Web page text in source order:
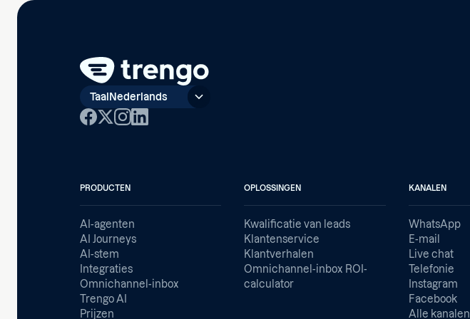
Taal Nederlands
PRODUCTEN
AI-agenten
AI Journeys
AI-stem
Integraties
Omnichannel-inbox
Trengo AI
Prijzen
OPLOSSINGEN
Kwalificatie van leads
Klantenservice
Klantverhalen
Omnichannel-inbox ROI-
calculator
KANALEN
WhatsApp
E-mail
Live chat
Telefonie
Instagram
Facebook
Alle kanalen